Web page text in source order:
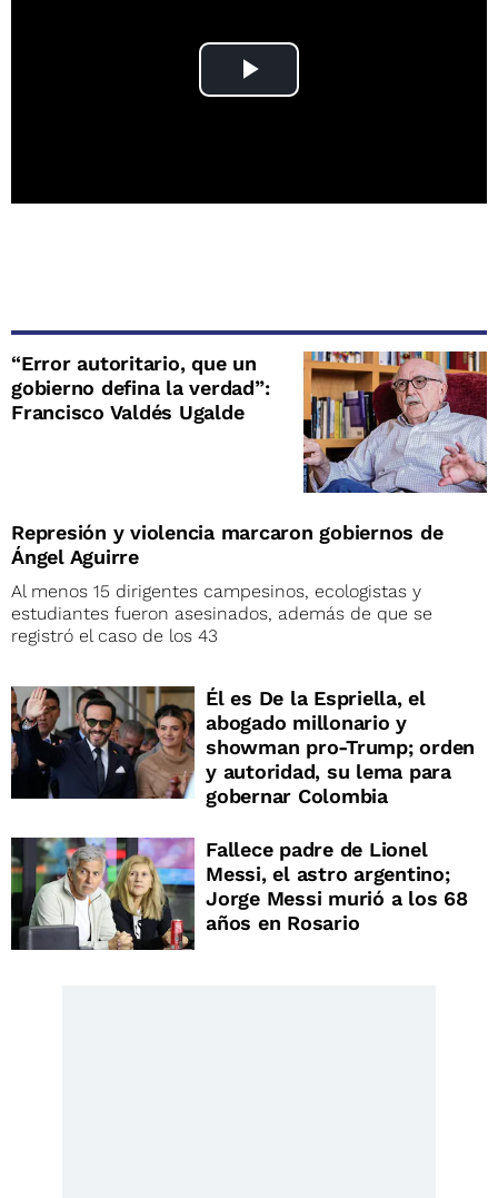
“Error autoritario, que un
gobierno defina la verdad”:
Francisco Valdés Ugalde
Represión y violencia marcaron gobiernos de
Ángel Aguirre
Al menos 15 dirigentes campesinos, ecologistas y
estudiantes fueron asesinados, además de que se
registró el caso de los 43
Él es De la Espriella, el
abogado millonario y
showman pro-Trump; orden
y autoridad, su lema para
gobernar Colombia
Fallece padre de Lionel
Messi, el astro argentino;
Jorge Messi murió a los 68
años en Rosario